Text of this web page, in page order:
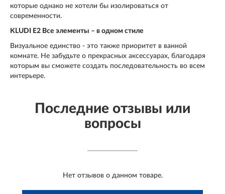
которые однако не хотели бы изолироваться от
современности.
KLUDI E2 Все элементы – в одном стиле
Визуальное единство - это также приоритет в ванной
комнате. Не забудьте о прекрасных аксессуарах, благодаря
которым вы сможете создать последовательность во всем
интерьере.
Последние отзывы или
вопросы
Нет отзывов о данном товаре.